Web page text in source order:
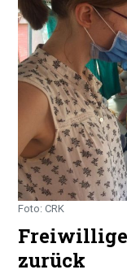
Foto: CRK
zurück